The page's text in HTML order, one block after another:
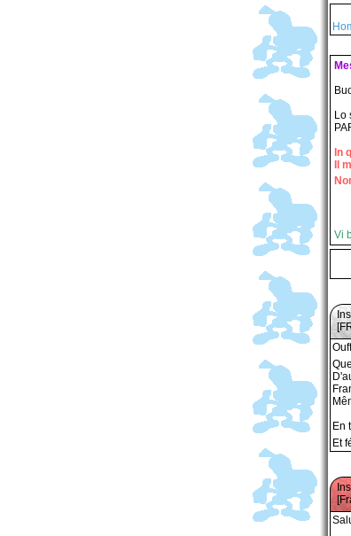
Lo
In
Il
Vi
En
Et